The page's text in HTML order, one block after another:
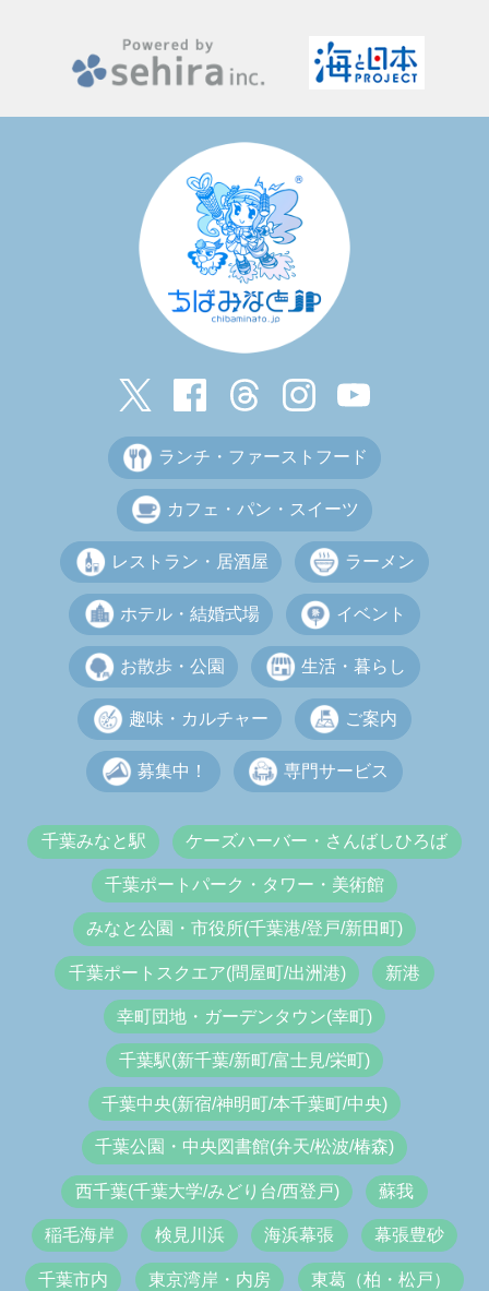
ランチ・ファーストフード
カフェ・パン・スイーツ
レストラン・居酒屋 ラーメン
ホテル・結婚式場 イベント
お散歩・公園 生活・暮らし
趣味・カルチャー ご案内
募集中！ 専門サービス
千葉みなと駅 ケーズハーバー・さんばしひろば
千葉ポートパーク・タワー・美術館
みなと公園・市役所(千葉港/登戸/新田町)
千葉ポートスクエア(問屋町/出洲港) 新港
幸町団地・ガーデンタウン(幸町)
千葉駅(新千葉/新町/富士見/栄町)
千葉中央(新宿/神明町/本千葉町/中央)
千葉公園・中央図書館(弁天/松波/椿森)
西千葉(千葉大学/みどり台/西登戸) 蘇我
稲毛海岸 検見川浜 海浜幕張 幕張豊砂
千葉市内 東京湾岸・内房 東葛（柏・松戸）